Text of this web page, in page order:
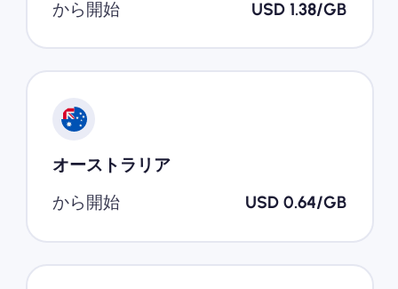
から開始
USD 1.38/GB
オーストラリア
から開始
USD 0.64/GB